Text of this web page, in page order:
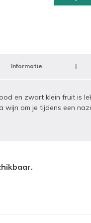
Informatie
en zwart klein fruit is
wijn om je tijdens een